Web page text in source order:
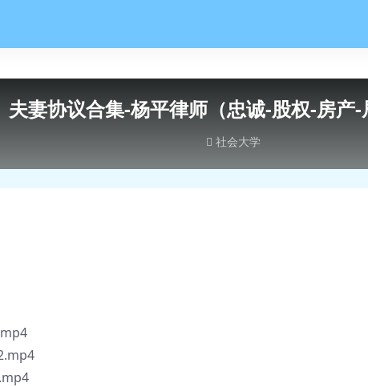
夫妻协议合集-杨平律师（忠诚-股权-房产-
社会大学